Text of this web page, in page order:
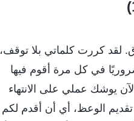
لقد كررت كلماتي بلا توقف،
في كل مرة أقوم فيها
يوشك عملي على الانتهاء
الوعظ، أي أن أقدم لكم